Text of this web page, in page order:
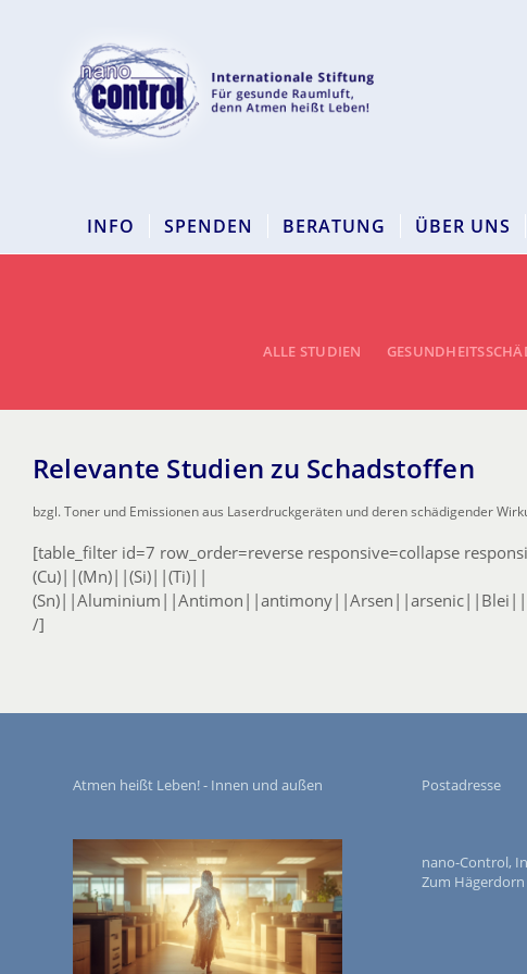
INFO SPENDEN BERATUNG ÜBER UNS
ALLE STUDIEN
Relevante Studien zu Schadstoffen
bzgl. Toner und Emissionen aus Laserdruckgeräten und deren schädigender
[table_filter id=7 row_order=reverse responsive=collapse
(Cu)||(Mn)||(Si)||(Ti)||
/]
Atmen heißt Leben! - Innen und außen Postadresse
nano-Control,
Zum Hägerdorn